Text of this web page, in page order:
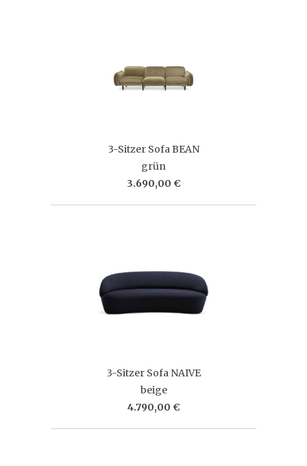
3-Sitzer Sofa BEAN
grün
3.690,00 €
3-Sitzer Sofa NAIVE
beige
4.790,00 €